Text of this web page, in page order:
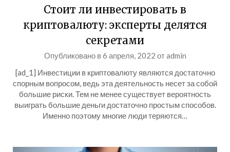
Стоит ли инвестировать в
криптовалюту: эксперты делятся
секретами
Опубликовано в6 апреля, 2022 отadmin
[ad_1] Инвестиции в криптовалюту являются достаточно
спорным вопросом, ведь эта деятельность несет за собой
большие риски. Тем не менее существует вероятность
выиграть большие деньги достаточно простым способов.
Именно поэтому многие люди теряются…